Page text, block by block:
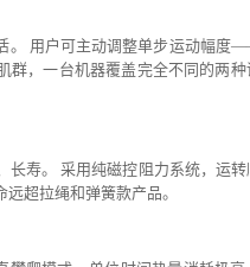
。 用户可主动调整单步运动幅度
群，一台机器覆盖完全不同的两种
长寿。 采用纯磁控阻力系统，运转
超拉绳和弹簧款产品。